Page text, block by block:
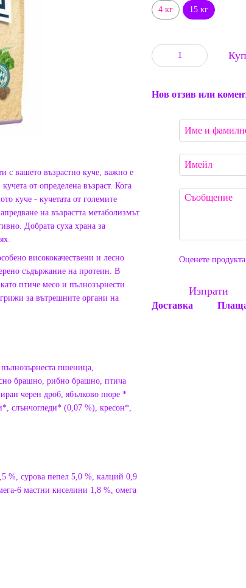
с вашето възрастно куче, важно е
от определена възраст. Кога
куче - кучетата от големите
на възрастта метаболизмът
Добрата суха храна за
висококачествени и лесно
съдържание на протеин. В
птиче месо и пълнозърнести
за вътрешните органи на
пшеница,
брашно, рибно брашно, птича
черен дроб, ябълково пюре *
слънчогледи* (0,07 %), кресон*,
%, сурова пепел 5,0 %, калций 0,9
6 мастни киселини 1,8 %, омега
4 кг 15 кг
Нов отзив или
Оценете продукта
Изпрати
Доставка